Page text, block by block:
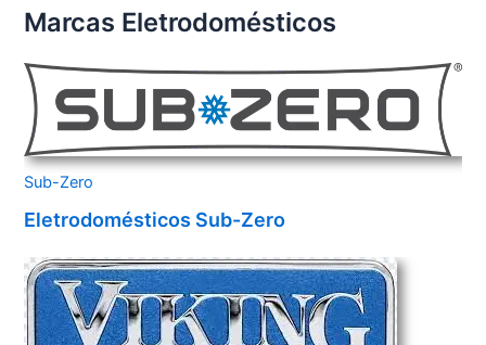
Marcas Eletrodomésticos
Sub-Zero
Eletrodomésticos Sub-Zero